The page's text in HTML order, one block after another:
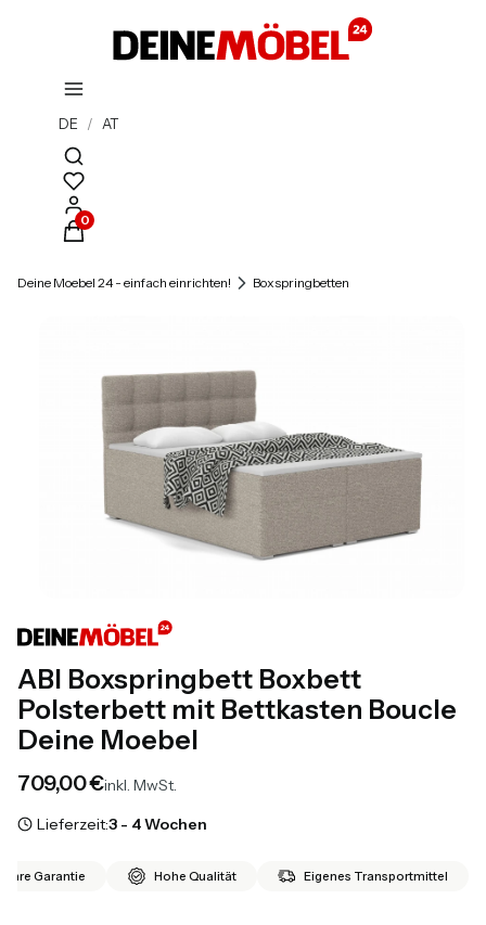
DE / AT
Suchmaschine öffnen
Produkte im Warenkorb: 0. Details anzeigen
Deine Moebel 24 - einfach einrichten! Boxspringbetten
ABI Boxspringbett Boxbett
Polsterbett mit Bettkasten Boucle
Deine Moebel
Preis
709,00 €inkl. MwSt.
Lieferzeit:3 - 4 Wochen
Garantie Hohe Qualität Eigenes Transportmittel